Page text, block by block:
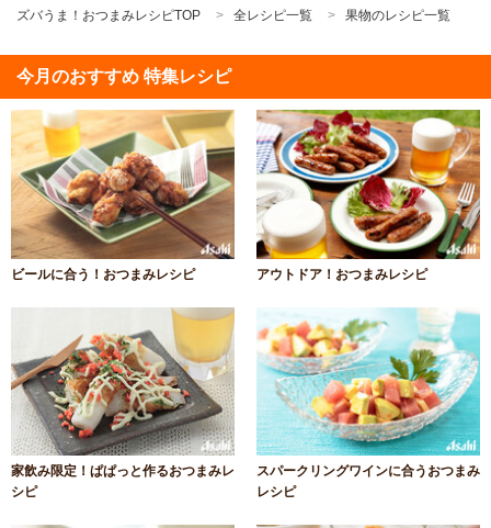
ズバうま！おつまみレシピTOP
全レシピ一覧 果物のレシピ一覧
今月のおすすめ 特集レシピ
ビールに合う！おつまみレシピ アウトドア！おつまみレシピ
家飲み限定！ぱぱっと作るおつまみレ
シピ
スパークリングワインに合うおつまみ
レシピ